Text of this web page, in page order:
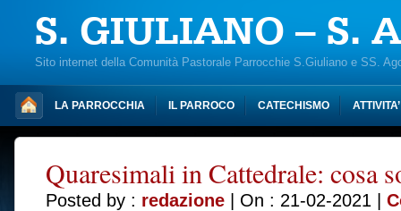
S. GIULIANO – S.
Sito internet della Comunità Pastorale Parrocchie S.Giuliano e SS.
LA PARROCCHIA IL PARROCO CATECHISMO
Quaresimali in Cattedrale: cosa
Posted by : redazione | On : 21-02-2021 |